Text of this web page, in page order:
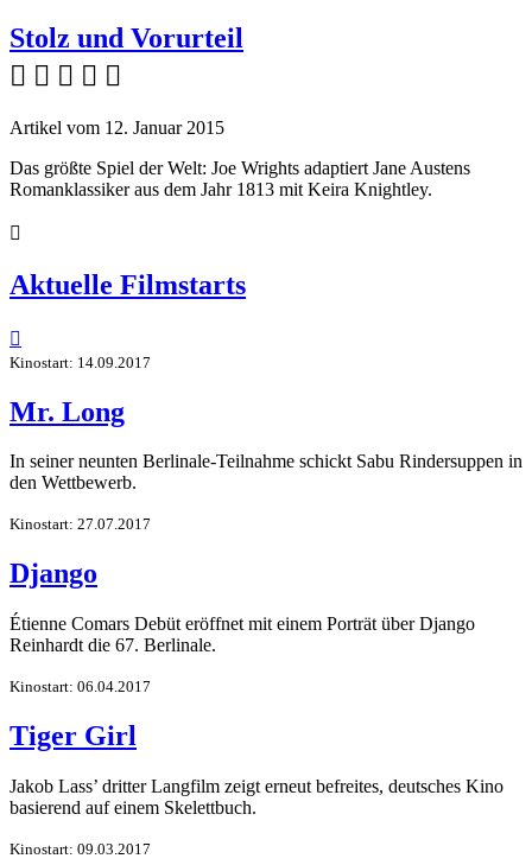
Stolz und Vorurteil
    
Artikel vom 12. Januar 2015
Das größte Spiel der Welt: Joe Wrights adaptiert Jane Austens
Romanklassiker aus dem Jahr 1813 mit Keira Knightley.

Aktuelle Filmstarts

Kinostart: 14.09.2017
Mr. Long
In seiner neunten Berlinale-Teilnahme schickt Sabu Rindersuppen in
den Wettbewerb.
Kinostart: 27.07.2017
Django
Étienne Comars Debüt eröffnet mit einem Porträt über Django
Reinhardt die 67. Berlinale.
Kinostart: 06.04.2017
Tiger Girl
Jakob Lass’ dritter Langfilm zeigt erneut befreites, deutsches Kino
basierend auf einem Skelettbuch.
Kinostart: 09.03.2017